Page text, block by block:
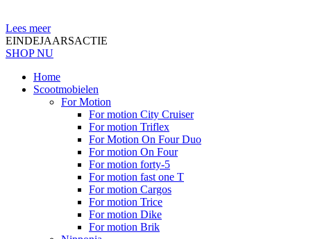
Lees meer
EINDEJAARSACTIE
SHOP NU
Home
Scootmobielen
For Motion
For motion City Cruiser
For motion Triflex
For Motion On Four Duo
For motion On Four
For motion forty-5
For motion fast one T
For motion Cargos
For motion Trice
For motion Dike
For motion Brik